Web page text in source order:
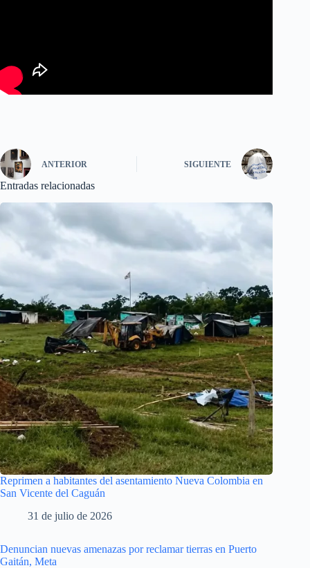
ANTERIOR SIGUIENTE
Entradas relacionadas
Reprimen a habitantes del asentamiento Nueva Colombia en
San Vicente del Caguán
31 de julio de 2026
Denuncian nuevas amenazas por reclamar tierras en Puerto
Gaitán, Meta